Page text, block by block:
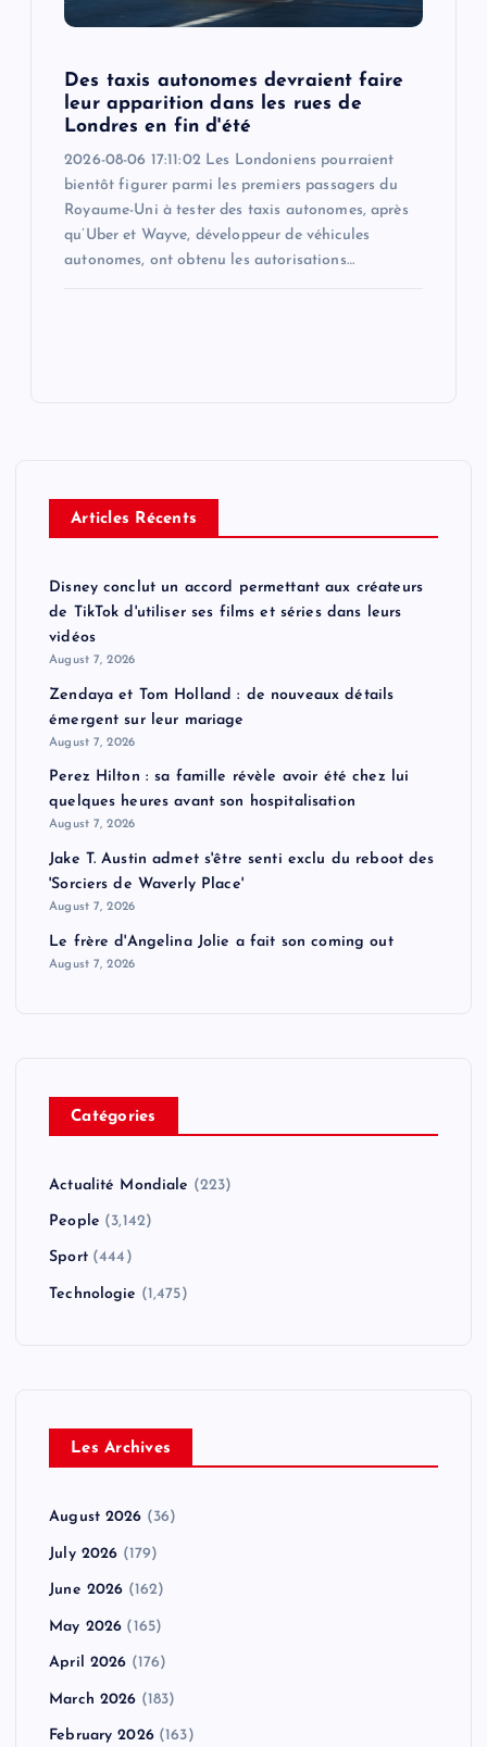
Des taxis autonomes devraient faire
leur apparition dans les rues de
Londres en fin d'été
2026-08-06 17:11:02 Les Londoniens pourraient
bientôt figurer parmi les premiers passagers du
Royaume-Uni à tester des taxis autonomes, après
qu’Uber et Wayve, développeur de véhicules
autonomes, ont obtenu les autorisations…
Articles Récents
Disney conclut un accord permettant aux créateurs
de TikTok d'utiliser ses films et séries dans leurs
vidéos
August 7, 2026
Zendaya et Tom Holland : de nouveaux détails
émergent sur leur mariage
August 7, 2026
Perez Hilton : sa famille révèle avoir été chez lui
quelques heures avant son hospitalisation
August 7, 2026
Jake T. Austin admet s'être senti exclu du reboot des
'Sorciers de Waverly Place'
August 7, 2026
Le frère d'Angelina Jolie a fait son coming out
August 7, 2026
Catégories
Actualité Mondiale (223)
People (3,142)
Sport(444)
Technologie (1,475)
Les Archives
August 2026 (36)
July 2026 (179)
June 2026 (162)
May 2026 (165)
April 2026 (176)
March 2026 (183)
February 2026(163)